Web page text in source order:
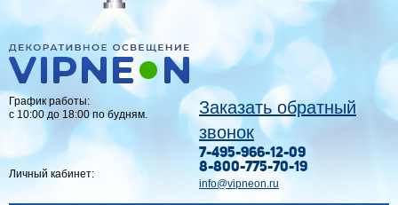
График работы:
с 10:00 до 18:00 по будням.
Личный кабинет:
Заказать обратный
звонок
7-495-966-12-09
8-800-775-70-19
info@vipneon.ru